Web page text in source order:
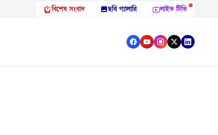
বিশেষ সংবাদ ছবি গ্যালারি লাইভ টিভি